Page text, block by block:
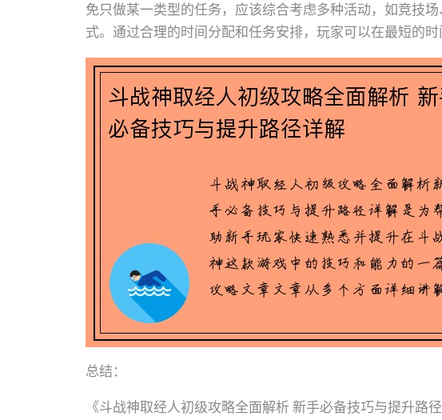
免只做某一类型的任务，应该综合考虑多种活动，如竞技
式。通过合理的时间分配和任务安排，玩家可以在最短的时
总结：
《斗战神取经人初级攻略全面解析 新手必备技巧与提升路